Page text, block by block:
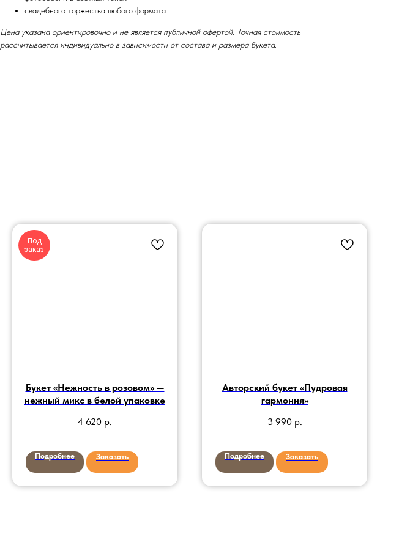
свадебного торжества любого формата
Цена указана ориентировочно и не является публичной офертой. Точная стоимость
рассчитывается индивидуально в зависимости от состава и размера букета.
Под
заказ
Букет «Нежность в розовом» —
нежный микс в белой упаковке
4 620 р.
Подробнее Заказать
Авторский букет «Пудровая
гармония»
3 990 р.
Подробнее Заказать